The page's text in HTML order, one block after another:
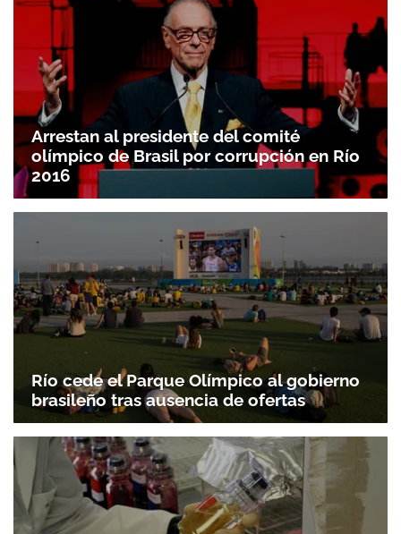
Arrestan al presidente del comité
olímpico de Brasil por corrupción en Río
2016
Río cede el Parque Olímpico al gobierno
brasileño tras ausencia de ofertas